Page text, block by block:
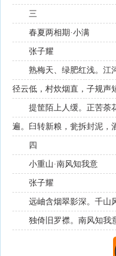
三
春夏两相期·小满
张子耀
熟梅天、绿肥红浅。江
径云低，村炊烟直，子规声
提筐陌上人缓。正苦荼
遍。臼转新粮，瓮拆封泥，
四
小重山·南风知我意
张子耀
远岫含烟翠影深。千山
独倚旧罗襟。南风知我